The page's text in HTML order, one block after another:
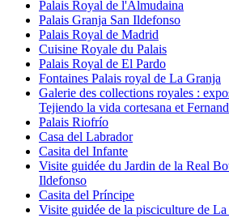
Palais Royal de l'Almudaina
Palais Granja San Ildefonso
Palais Royal de Madrid
Cuisine Royale du Palais
Palais Royal de El Pardo
Fontaines Palais royal de La Granja
Galerie des collections royales :
Tejiendo la vida cortesana et
Palais Riofrío
Casa del Labrador
Casita del Infante
Visite guidée du Jardin de la Real
Ildefonso
Casita del Príncipe
Visite guidée de la pisciculture de